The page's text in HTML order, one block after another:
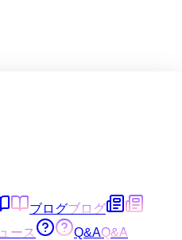
ブログブログ
ース Q&AQ&A